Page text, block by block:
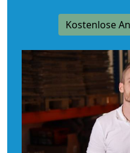
Kostenlose